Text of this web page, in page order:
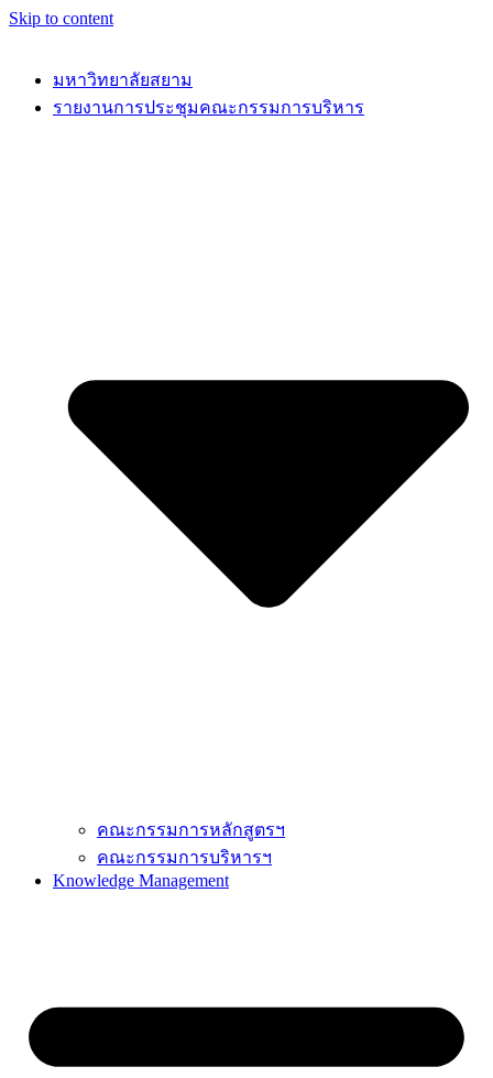
Skip to content
มหาวิทยาลัยสยาม
รายงานการประชุมคณะกรรมการบริหาร
คณะกรรมการหลักสูตรฯ
คณะกรรมการบริหารฯ
Knowledge Management